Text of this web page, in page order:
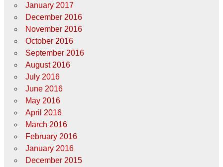
January 2017
December 2016
November 2016
October 2016
September 2016
August 2016
July 2016
June 2016
May 2016
April 2016
March 2016
February 2016
January 2016
December 2015